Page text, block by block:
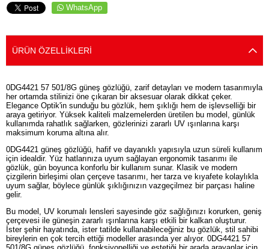
WhatsApp
ÜRÜN ÖZELLIKLERI
0DG4421 57 501/8G güneş gözlüğü, zarif detayları ve modern tasarımıyla
her ortamda stilinizi öne çıkaran bir aksesuar olarak dikkat çeker.
Elegance Optik'in sunduğu bu gözlük, hem şıklığı hem de işlevselliği bir
araya getiriyor. Yüksek kaliteli malzemelerden üretilen bu model, günlük
kullanımda rahatlık sağlarken, gözlerinizi zararlı UV ışınlarına karşı
maksimum koruma altına alır.
0DG4421 güneş gözlüğü, hafif ve dayanıklı yapısıyla uzun süreli kullanım
için idealdir. Yüz hatlarınıza uyum sağlayan ergonomik tasarımı ile
gözlük, gün boyunca konforlu bir kullanım sunar. Klasik ve modern
çizgilerin birleşimi olan çerçeve tasarımı, her tarza ve kıyafete kolaylıkla
uyum sağlar, böylece günlük şıklığınızın vazgeçilmez bir parçası haline
gelir.
Bu model, UV korumalı lensleri sayesinde göz sağlığınızı korurken, geniş
çerçevesi ile güneşin zararlı ışınlarına karşı etkili bir kalkan oluşturur.
İster şehir hayatında, ister tatilde kullanabileceğiniz bu gözlük, stil sahibi
bireylerin en çok tercih ettiği modeller arasında yer alıyor. 0DG4421 57